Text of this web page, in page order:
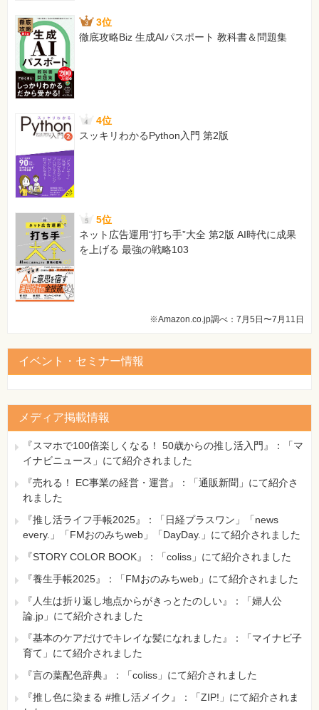
[誤]
～一般の底a(a>0)を持つ～
[正]
～一般の底a(a>0,a≠1)を持つ～
128ページ ソースコード「Sample4-13.tex」行番号8の2行目
[誤]
～一般の底$a(a>0)$を持つ～
～一般の底$a(a>0, a \neq 1)$を持つ～
143ページ ソースコード「Sample4-28.tex」の14～15行目
14 偶数は$2k$, 奇数は$2k+1$と表せる。積を計算する
と
15 \[ 2k(2k+1) \]
[正]
14 偶数は$2k$, 奇数は$2l+1$と表せる（ただし、
$k,l$は整数）。積を計算すると
[誤]
～ネイピア数を結びつけるあまりにも美しさゆえに、～
236ページ ソースコード「Sample7-7.tex」行番号12の4行目
[誤]
index{らてふ@\LaTeX} では、～
index{らてっく@\LaTeX} では、～
239ページ ソースコード「Samlpe7-8.tex」行番号15の1行目
[誤]
[正]
～人類の至宝$e^{i\pi}=-1$～
248ページ 図「自作コマンドの定義を変えて解決」
[誤]
※下図を参照
[正]
3位
徹底攻略Biz 生成AIパスポート 教科書＆問題集
4位
スッキリわかるPython入門 第2版
5位
ネット広告運用“打ち手”大全 第2版 AI時代に成果
を上げる 最強の戦略103
※Amazon.co.jp調べ：7月5日〜7月11日
イベント・セミナー情報
メディア掲載情報
『スマホで100倍楽しくなる！ 50歳からの推し活入門』：「マ
イナビニュース」にて紹介されました
『売れる！ EC事業の経営・運営』：「通販新聞」にて紹介さ
れました
『推し活ライフ手帳2025』：「日経プラスワン」「news
every.」「FMおのみちweb」「DayDay.」にて紹介されました
『STORY COLOR BOOK』：「coliss」にて紹介されました
『養生手帳2025』：「FMおのみちweb」にて紹介されました
『人生は折り返し地点からがきっとたのしい』：「婦人公
論.jp」にて紹介されました
『基本のケアだけでキレイな髪になれました』：「マイナビ子
育て」にて紹介されました
『言の葉配色辞典』：「coliss」にて紹介されました
『推し色に染まる #推し活メイク』：「ZIP!」にて紹介されま